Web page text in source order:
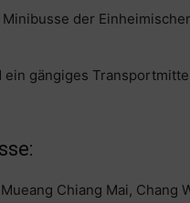
der
gängiges
Chiang Mai, Chang